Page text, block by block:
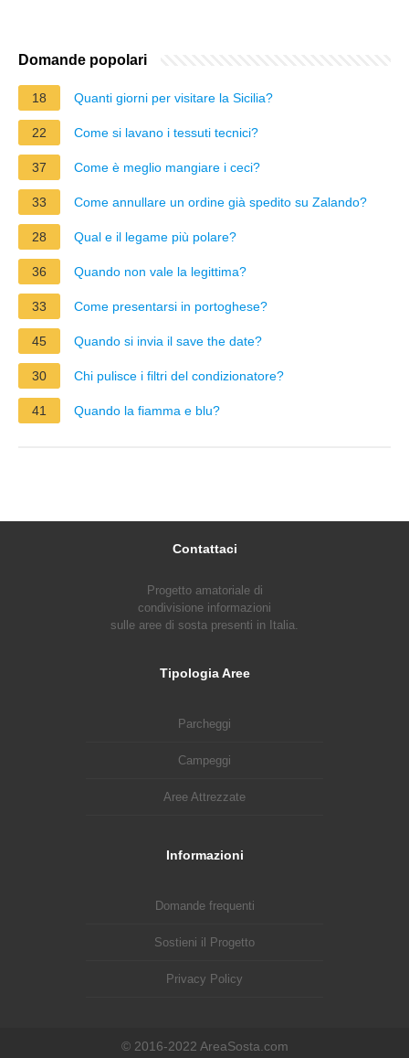
Domande popolari
18 Quanti giorni per visitare la Sicilia?
22 Come si lavano i tessuti tecnici?
37 Come è meglio mangiare i ceci?
33 Come annullare un ordine già spedito su Zalando?
28 Qual e il legame più polare?
36 Quando non vale la legittima?
33 Come presentarsi in portoghese?
45 Quando si invia il save the date?
30 Chi pulisce i filtri del condizionatore?
41 Quando la fiamma e blu?
Contattaci
Progetto amatoriale di
condivisione informazioni
sulle aree di sosta presenti in Italia.
Tipologia Aree
Parcheggi
Campeggi
Aree Attrezzate
Informazioni
Domande frequenti
Sostieni il Progetto
Privacy Policy
© 2016-2022 AreaSosta.com